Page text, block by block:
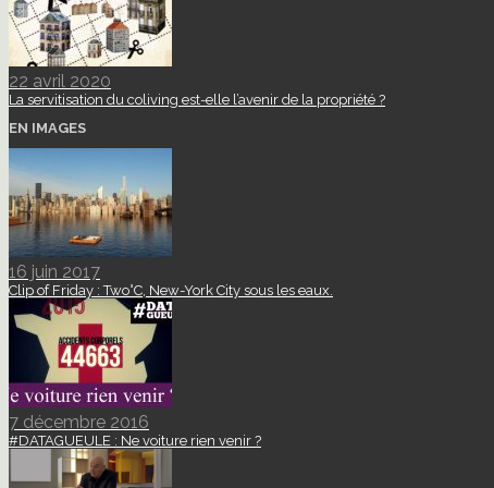
22 avril 2020
La servitisation du coliving est-elle l’avenir de la propriété ?
EN IMAGES
16 juin 2017
Clip of Friday : Two°C, New-York City sous les eaux.
7 décembre 2016
#DATAGUEULE : Ne voiture rien venir ?